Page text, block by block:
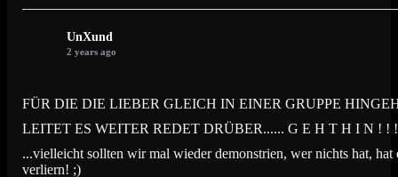
UnXund
2 years ago
FÜR DIE DIE LIEBER GLEICH IN EINER GRUPPE
LEITET ES WEITER REDET DRÜBER...... G E H T H I N ! !
...vielleicht sollten wir mal wieder demonstrien, wer nichts hat, hat
verliern! ;)